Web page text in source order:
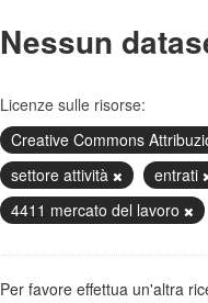
Nessun
Licenze sulle risorse:
Creative Commons
settore attività
entrati
4411 mercato del lavoro
Per favore effettua un'altra